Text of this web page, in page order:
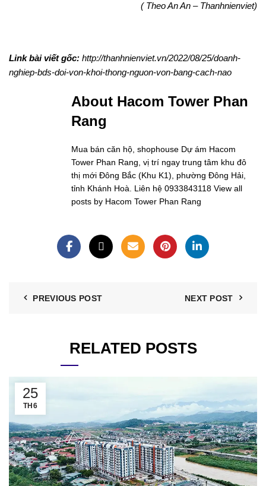
( Theo An An – Thanhnienviet)
Link bài viết gốc: http://thanhnienviet.vn/2022/08/25/doanh-
nghiep-bds-doi-von-khoi-thong-nguon-von-bang-cach-nao
About Hacom Tower Phan
Rang
Mua bán căn hộ, shophouse Dự ám Hacom
Tower Phan Rang, vị trí ngay trung tâm khu đô
thị mới Đông Bắc (Khu K1), phường Đông Hải,
tỉnh Khánh Hoà. Liên hệ 0933843118 View all
posts by Hacom Tower Phan Rang
PREVIOUS POST NEXT POST
RELATED POSTS
25
TH6